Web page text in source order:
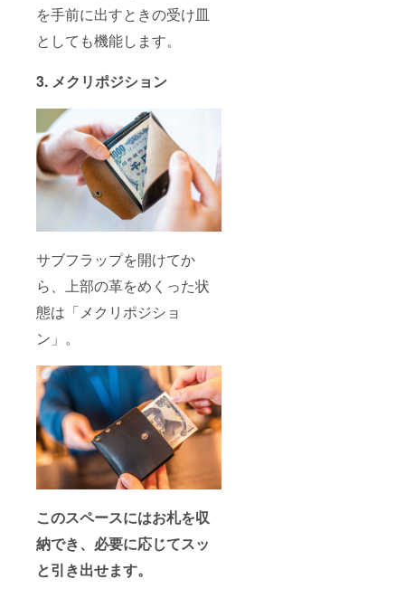
を手前に出すときの受け皿
としても機能します。
3. メクリポジション
サブフラップを開けてか
ら、上部の革をめくった状
態は「メクリポジショ
ン」。
このスペースにはお札を収
納でき、必要に応じてスッ
と引き出せます。